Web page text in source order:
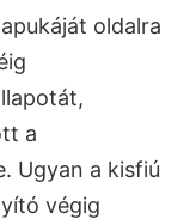
oldalra
a
Ugyan a kisfiú
végig